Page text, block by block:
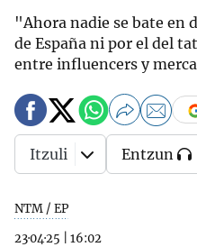
"Ahora nadie se bate en
de España ni por el del
entre influencers y
NTM / EP
23·04·25
16:02
Itzuli Entzun